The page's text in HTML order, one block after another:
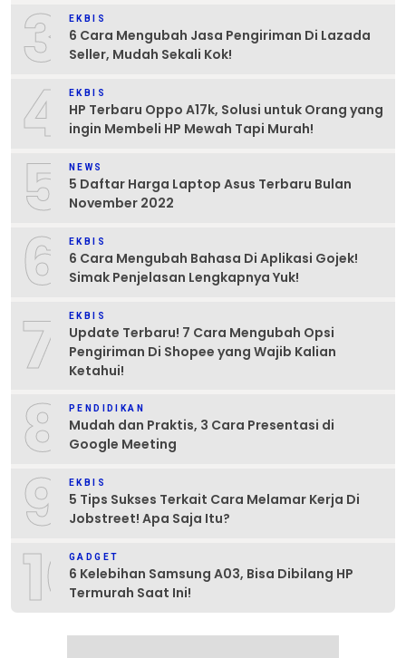
3 EKBIS
6 Cara Mengubah Jasa Pengiriman Di Lazada
Seller, Mudah Sekali Kok!
4 EKBIS
HP Terbaru Oppo A17k, Solusi untuk Orang yang
ingin Membeli HP Mewah Tapi Murah!
5 NEWS
5 Daftar Harga Laptop Asus Terbaru Bulan
November 2022
6 EKBIS
6 Cara Mengubah Bahasa Di Aplikasi Gojek!
Simak Penjelasan Lengkapnya Yuk!
7 EKBIS
Update Terbaru! 7 Cara Mengubah Opsi
Pengiriman Di Shopee yang Wajib Kalian
Ketahui!
8 PENDIDIKAN
Mudah dan Praktis, 3 Cara Presentasi di
Google Meeting
9 EKBIS
5 Tips Sukses Terkait Cara Melamar Kerja Di
Jobstreet! Apa Saja Itu?
10GADGET
6 Kelebihan Samsung A03, Bisa Dibilang HP
Termurah Saat Ini!